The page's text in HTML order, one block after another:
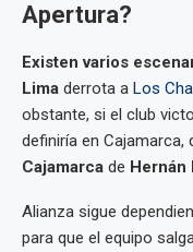
Apertura?
Existen varios
Lima derrota a Los
obstante, si el club
definiría en
Cajamarca de Hernán
Alianza sigue
para que el equipo